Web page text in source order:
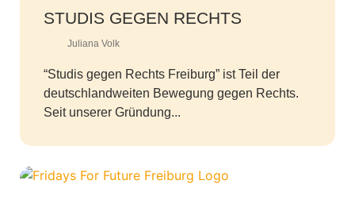
STUDIS GEGEN RECHTS
Juliana Volk
“Studis gegen Rechts Freiburg” ist Teil der
deutschlandweiten Bewegung gegen Rechts.
Seit unserer Gründung...